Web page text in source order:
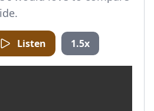
Listen 1.5x